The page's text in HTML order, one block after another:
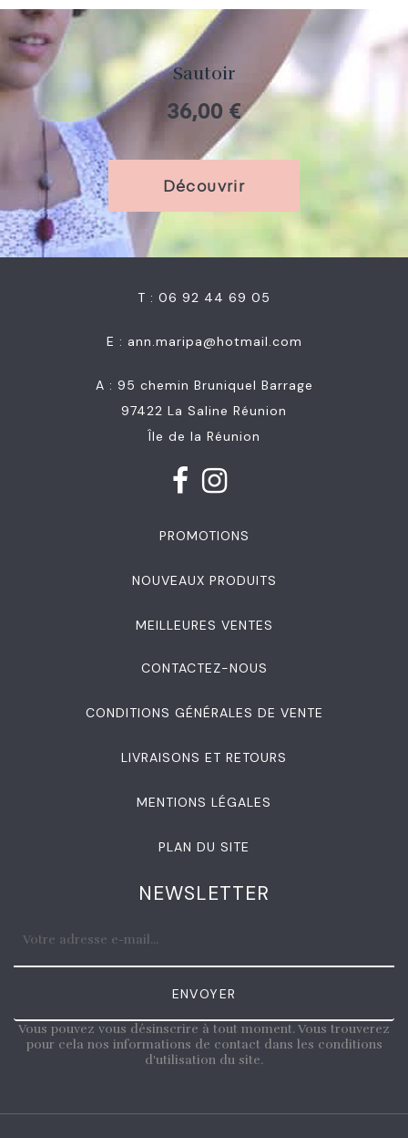
Sautoir
36,00 €
Découvrir
T : 06 92 44 69 05
E : ann.maripa@hotmail.com
A : 95 chemin Bruniquel Barrage
97422 La Saline Réunion
Île de la Réunion
PROMOTIONS
NOUVEAUX PRODUITS
MEILLEURES VENTES
CONTACTEZ-NOUS
CONDITIONS GÉNÉRALES DE VENTE
LIVRAISONS ET RETOURS
MENTIONS LÉGALES
PLAN DU SITE
NEWSLETTER
ENVOYER
Vous pouvez vous désinscrire à tout moment. Vous trouverez
pour cela nos informations de contact dans les conditions
d'utilisation du site.